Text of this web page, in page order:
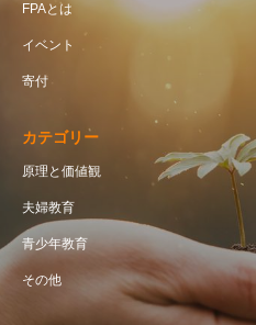
FPAとは
イベント
寄付
カテゴリー
原理と価値観
夫婦教育
青少年教育
その他